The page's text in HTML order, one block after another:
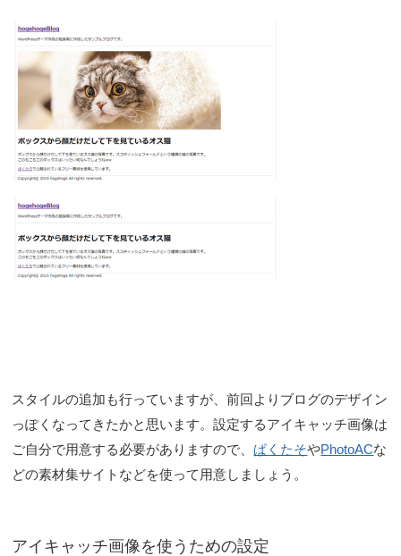
スタイルの追加も行っていますが、前回よりブログのデザイン
っぽくなってきたかと思います。設定するアイキャッチ画像は
ご自分で用意する必要がありますので、 ぱくたそやPhotoACな
どの素材集サイトなどを使って用意しましょう。
アイキャッチ画像を使うための設定